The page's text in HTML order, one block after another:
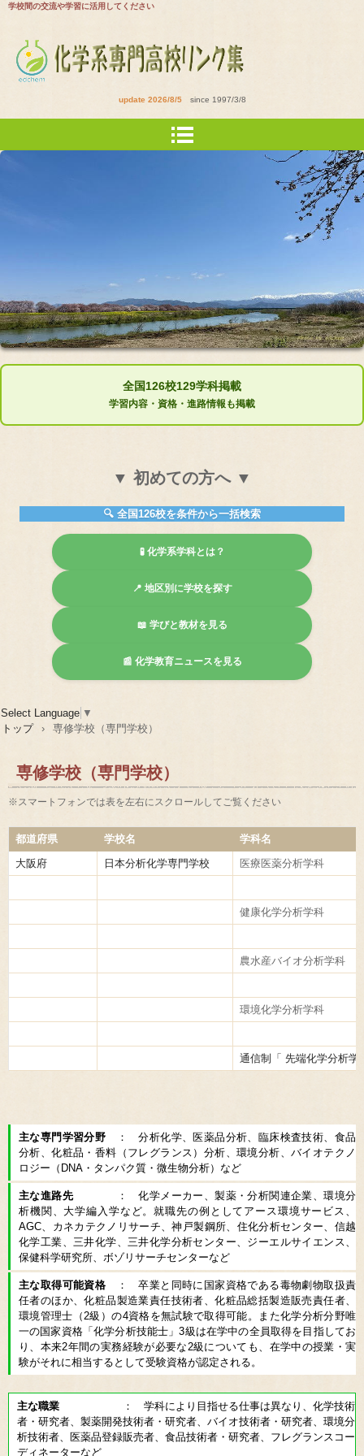
学校間の交流や学習に活用してください
update 2026/8/5since 1997/3/8
全国126校129学科掲載
学習内容・資格・進路情報も掲載
▼ 初めての方へ ▼
🔍 全国126校を条件から一括検索
🧪 化学系学科とは？
📍 地区別に学校を探す
📖 学びと教材を見る
📰 化学教育ニュースを見る
Select Language ▼
トップ
› 専修学校（専門学校）
専修学校（専門学校）
※スマートフォンでは表を左右にスクロールしてご覧ください
都道府県 学校名
学科名
大阪府
日本分析化学専門学校 医療医薬分析学科
健康化学分析学科
農水産バイオ分析学科
環境化学分析学科
通信制「 先端化学分析学
主な専門学習分野 ： 分析化学、医薬品分析、臨床検査技術、食品
分析、化粧品・香料（フレグランス）分析、環境分析、バイオテクノ
ロジー（DNA・タンパク質・微生物分析）など
主な進路先： 化学メーカー、製薬・分析関連企業、環境分
析機関、大学編入学など。就職先の例としてアース環境サービス、
AGC、カネカテクノリサーチ、神戸製鋼所、住化分析センター、信越
化学工業、三井化学、三井化学分析センター、ジーエルサイエンス、
保健科学研究所、ボゾリサーチセンターなど
主な取得可能資格 ： 卒業と同時に国家資格である毒物劇物取扱責
任者のほか、化粧品製造業責任技術者、化粧品総括製造販売責任者、
環境管理士（2級）の4資格を無試験で取得可能。また化学分析分野唯
一の国家資格「化学分析技能士」3級は在学中の全員取得を目指してお
り、本来2年間の実務経験が必要な2級についても、在学中の授業・実
験がそれに相当するとして受験資格が認定される。
主な職業
： 学科により目指せる仕事は異なり、化学技術
者・研究者、製薬開発技術者・研究者、バイオ技術者・研究者、環境分
析技術者、医薬品登録販売者、食品技術者・研究者、フレグランスコー
ディネーターなど